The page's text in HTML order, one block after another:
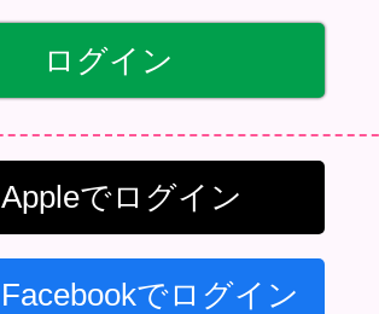
Appleでログイン
Facebookでログイン